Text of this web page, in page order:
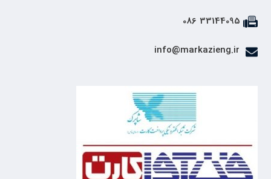
33144095 086